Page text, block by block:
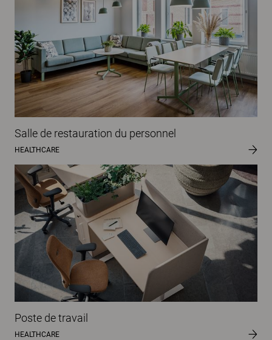
Salle de restauration du personnel
HEALTHCARE
Poste de travail
HEALTHCARE